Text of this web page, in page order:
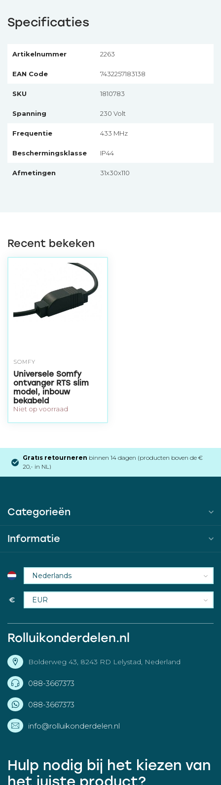
Specificaties
Artikelnummer 2263
EAN Code 7432257183138
SKU 1810783
Spanning 230 Volt
Frequentie 433 MHz
Beschermingsklasse IP44
Afmetingen 31x30x110
Recent bekeken
SOMFY
Universele Somfy
ontvanger RTS slim
model, inbouw
bekabeld
Niet op voorraad
Gratis retourneren binnen 14 dagen (producten boven de €
20,- in NL)
Categorieën
Informatie
€
Rolluikonderdelen.nl
Bolderweg 43, 8243 RD Lelystad, Nederland
088-3667373
088-3667373
info@rolluikonderdelen.nl
Hulp nodig bij het kiezen van
het juiste product?